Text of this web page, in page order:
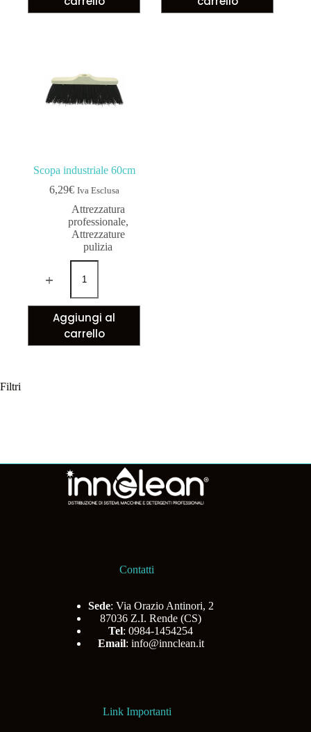
Scopa industriale 60cm
6,29€ Iva Esclusa
Attrezzatura
professionale,
Attrezzature
pulizia
Aggiungi al
carrello
Filtri
Contatti
Sede: Via Orazio Antinori, 2
87036 Z.I. Rende (CS)
Tel: 0984-1454254
Email: info@innclean.it
Link Importanti